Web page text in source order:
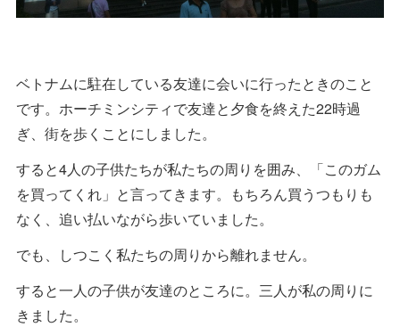
ベトナムに駐在している友達に会いに行ったときのこと
です。ホーチミンシティで友達と夕食を終えた22時過
ぎ、街を歩くことにしました。
すると4人の子供たちが私たちの周りを囲み、「このガム
を買ってくれ」と言ってきます。もちろん買うつもりも
なく、追い払いながら歩いていました。
でも、しつこく私たちの周りから離れません。
すると一人の子供が友達のところに。三人が私の周りに
きました。